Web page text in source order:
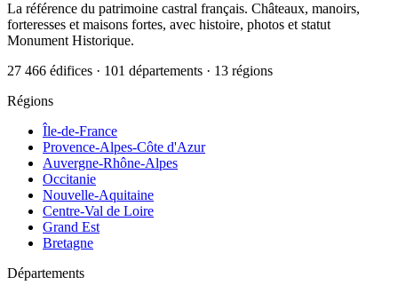
La référence du patrimoine castral français. Châteaux, manoirs,
forteresses et maisons fortes, avec histoire, photos et statut
Monument Historique.
27 466 édifices · 101 départements · 13 régions
Régions
Île-de-France
Provence-Alpes-Côte d'Azur
Auvergne-Rhône-Alpes
Occitanie
Nouvelle-Aquitaine
Centre-Val de Loire
Grand Est
Bretagne
Départements